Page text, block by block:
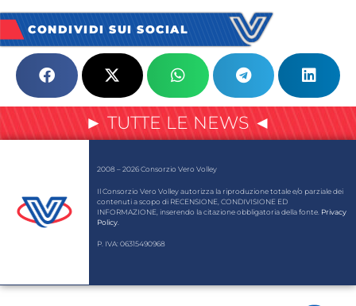
CONDIVIDI SUI SOCIAL
► TUTTE LE NEWS ◄
2008 – 2026 Consorzio Vero Volley
Il Consorzio Vero Volley autorizza la riproduzione totale e/o parziale dei
contenuti a scopo di RECENSIONE, CONDIVISIONE ED
INFORMAZIONE, inserendo la citazione obbligatoria della fonte. Privacy
Policy
P. IVA: 06315490968